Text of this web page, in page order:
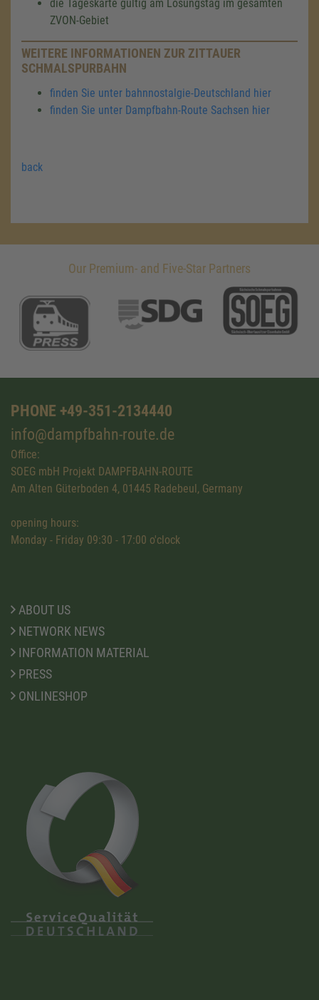
die Tageskarte gültig am Lösungstag im gesamten
ZVON-Gebiet
WEITERE INFORMATIONEN ZUR ZITTAUER
SCHMALSPURBAHN
finden Sie unter bahnnostalgie-Deutschland hier
finden Sie unter Dampfbahn-Route Sachsen hier
back
Our Premium- and Five-Star Partners
PHONE +49-351-2134440
info@dampfbahn-route.de
Office:
SOEG mbH Projekt DAMPFBAHN-ROUTE
Am Alten Güterboden 4, 01445 Radebeul, Germany
opening hours:
Monday - Friday 09:30 - 17:00 o'clock
ABOUT US
NETWORK NEWS
INFORMATION MATERIAL
PRESS
ONLINESHOP